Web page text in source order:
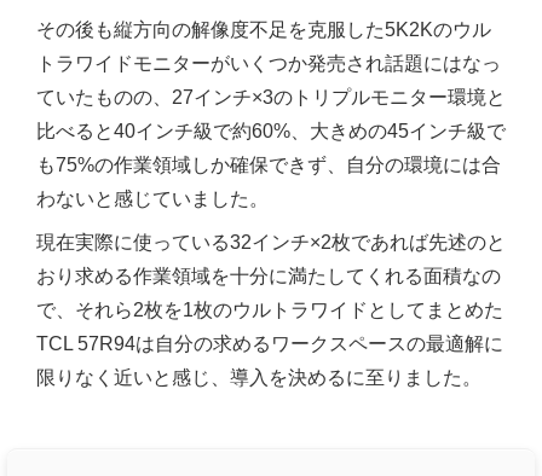
その後も縦方向の解像度不足を克服した5K2Kのウル
トラワイドモニターがいくつか発売され話題にはなっ
ていたものの、27インチ×3のトリプルモニター環境と
比べると40インチ級で約60%、大きめの45インチ級で
も75%の作業領域しか確保できず、自分の環境には合
わないと感じていました。
現在実際に使っている32インチ×2枚であれば先述のと
おり求める作業領域を十分に満たしてくれる面積なの
で、それら2枚を1枚のウルトラワイドとしてまとめた
TCL 57R94は自分の求めるワークスペースの最適解に
限りなく近いと感じ、導入を決めるに至りました。